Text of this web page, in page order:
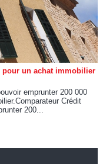
pour un achat immobilier
emprunter 200 000
Crédit
200...